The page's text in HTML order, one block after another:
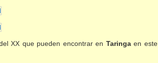
XX que pueden encontrar en Taringaen este